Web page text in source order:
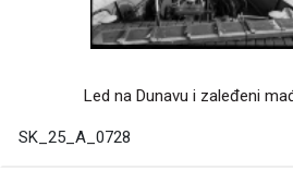
Led na Dunavu i zaleđeni
SK_25_A_0728